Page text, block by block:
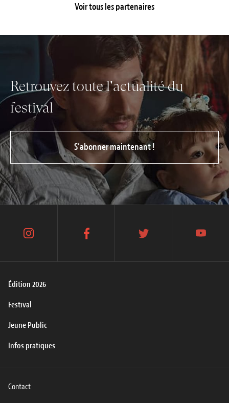
Voir tous les partenaires
Retrouvez toute l'actualité du
festival
S’abonner maintenant !
Édition 2026
Festival
Jeune Public
Infos pratiques
instagram facebook twitter youtube
Contact